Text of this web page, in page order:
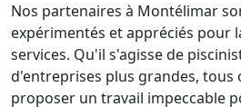
Nos partenaires à Montélimar
expérimentés et appréciés pour
services. Qu'il s'agisse de
d'entreprises plus grandes, tous
proposer un travail impeccable